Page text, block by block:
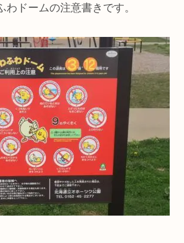
わドームの注意書きです。